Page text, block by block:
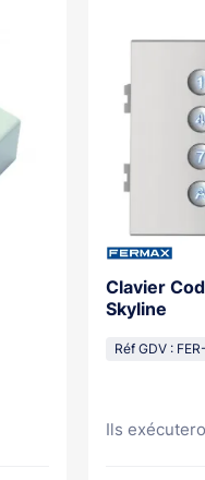
Clavier
Skyline
Réf GDV :
Ils